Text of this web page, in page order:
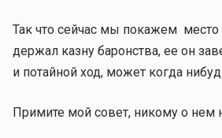
Так что сейчас мы покажем место
держал казну баронства, ее он
и потайной ход, может когда
Примите мой совет, никому о нем